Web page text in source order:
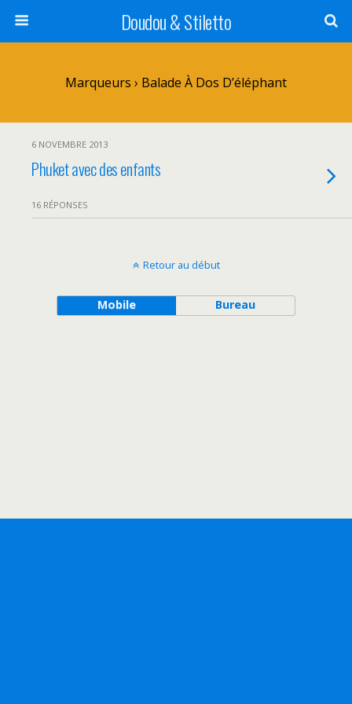
Doudou & Stiletto
Marqueurs › Balade À Dos D’éléphant
6 NOVEMBRE 2013
Phuket avec des enfants
16 RÉPONSES
Retour au début
Mobile Bureau